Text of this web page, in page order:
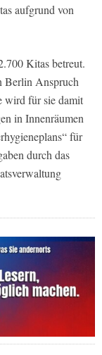
aufgrund von
Kitas betreut.
Berlin Anspruch
wird für sie damit
in Innenräumen
für
durch das